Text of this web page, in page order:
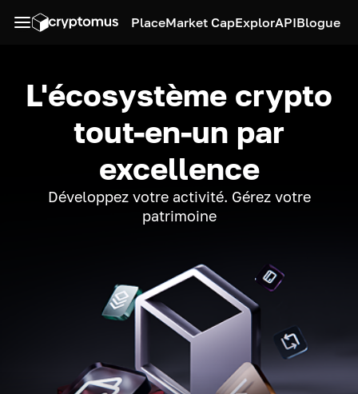
PlaceMarket CapExplorAPIBlogue
L'écosystème crypto
tout-en-un par
excellence
Développez votre activité. Gérez votre
patrimoine